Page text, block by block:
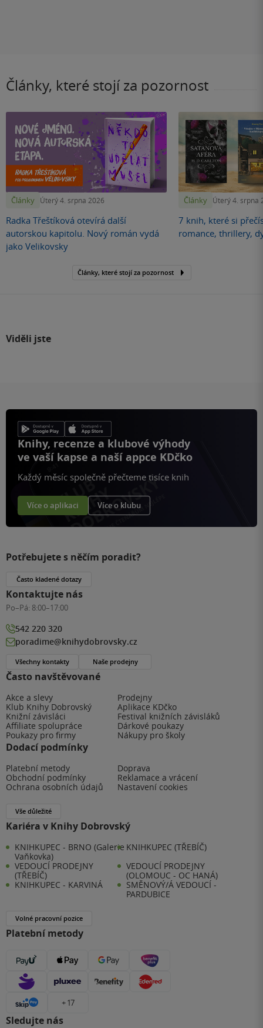
Články, které stojí za pozornost
Články Úterý 4. srpna 2026
Radka Třeštíková otevírá další
autorskou kapitolu. Nový román vydá
jako Velikovsky
Články Úterý 4. srpna
7 knih, které si
romance, thrillery,
Články, které stojí za pozornost
Viděli jste
Knihy, recenze a klubové výhody
ve vaší kapse a naší appce KDčko
Každý měsíc společně přečteme tisíce knih
Více o aplikaci Více o klubu
Často navštěvované
Akce a slevy
Prodejny
Klub Knihy Dobrovský
Aplikace KDčko
Knižní závisláci
Festival knižních závisláků
Affiliate spolupráce
Dárkové poukazy
Poukazy pro firmy
Nákupy pro školy
Dodací podmínky
Platební metody
Doprava
Obchodní podmínky
Reklamace a vrácení
Ochrana osobních údajů
Nastavení cookies
Vše důležité
Kariéra v Knihy Dobrovský
KNIHKUPEC - BRNO (Galerie
Vaňkovka)
KNIHKUPEC (TŘEBÍČ)
VEDOUCÍ PRODEJNY
(TŘEBÍČ)
VEDOUCÍ PRODEJNY
(OLOMOUC - OC HANÁ)
KNIHKUPEC - KARVINÁ
SMĚNOVÝ/Á VEDOUCÍ -
PARDUBICE
Volné pracovní pozice
Platební metody
+ 17
Sledujte nás
Potřebujete s něčím poradit?
Často kladené dotazy
Kontaktujte nás
Po–Pá: 8:00–17:00
542 220 320
poradime@knihydobrovsky.cz
Všechny kontakty Naše prodejny